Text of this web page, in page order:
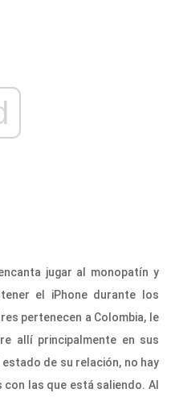
jugar al monopatín y
el iPhone durante los
pertenecen a Colombia, le
allí principalmente en sus
de su relación, no hay
las que está saliendo. Al